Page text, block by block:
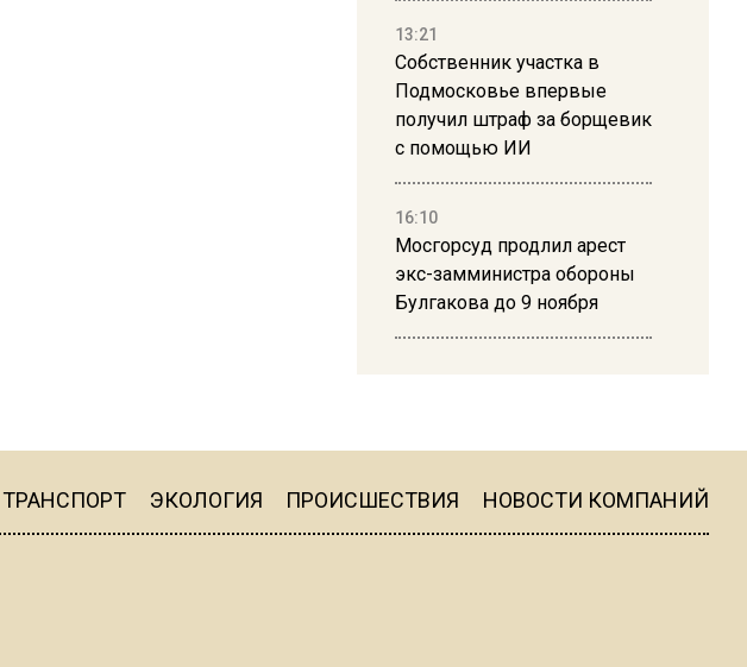
13:21
Собственник участка в
Подмосковье впервые
получил штраф за борщевик
с помощью ИИ
16:10
Мосгорсуд продлил арест
экс-замминистра обороны
Булгакова до 9 ноября
16:19
ТРАНСПОРТ ЭКОЛОГИЯ ПРОИСШЕСТВИЯ НОВОСТИ КОМПАНИЙ